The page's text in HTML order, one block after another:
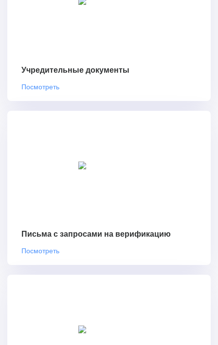
Учредительные документы
Посмотреть
Письма с запросами на верификацию
Посмотреть